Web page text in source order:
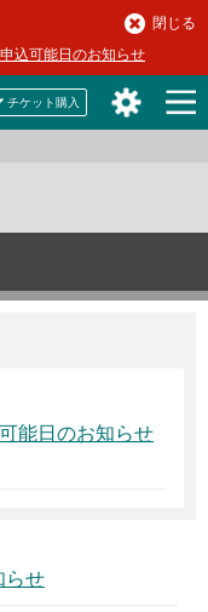
込可能日のお知らせ
閉じる
チケット購入
能日のお知らせ
らせ